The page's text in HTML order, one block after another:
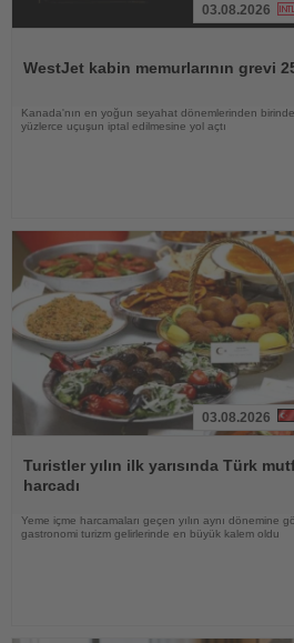
03.08.2026
WestJet kabin memurlarının grevi
Kanada'nın en yoğun seyahat dönemlerinden
yüzlerce uçuşun iptal edilmesine yol açtı
Oku
03.08.2026
Turistler yılın ilk yarısında Türk
harcadı
Yeme içme harcamaları geçen yılın aynı dönemine
gastronomi turizm gelirlerinde en büyük kalem oldu